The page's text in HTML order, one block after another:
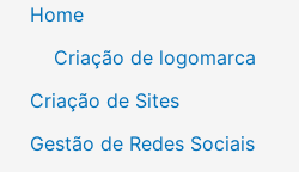
Home
Criação de logomarca
Criação de Sites
Gestão de Redes Sociais